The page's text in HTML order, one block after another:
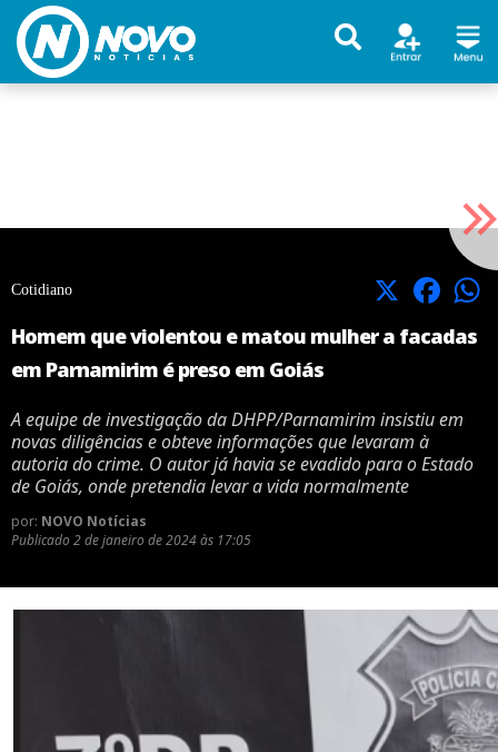
Cotidiano X Facebook
Homem que violentou e matou mulher a facadas
em Parnamirim é preso em Goiás
A equipe de investigação da DHPP/Parnamirim insistiu em
novas diligências e obteve informações que levaram à
autoria do crime. O autor já havia se evadido para o Estado
de Goiás, onde pretendia levar a vida normalmente
por: NOVO Notícias
Publicado 2 de janeiro de 2024 às 17:05